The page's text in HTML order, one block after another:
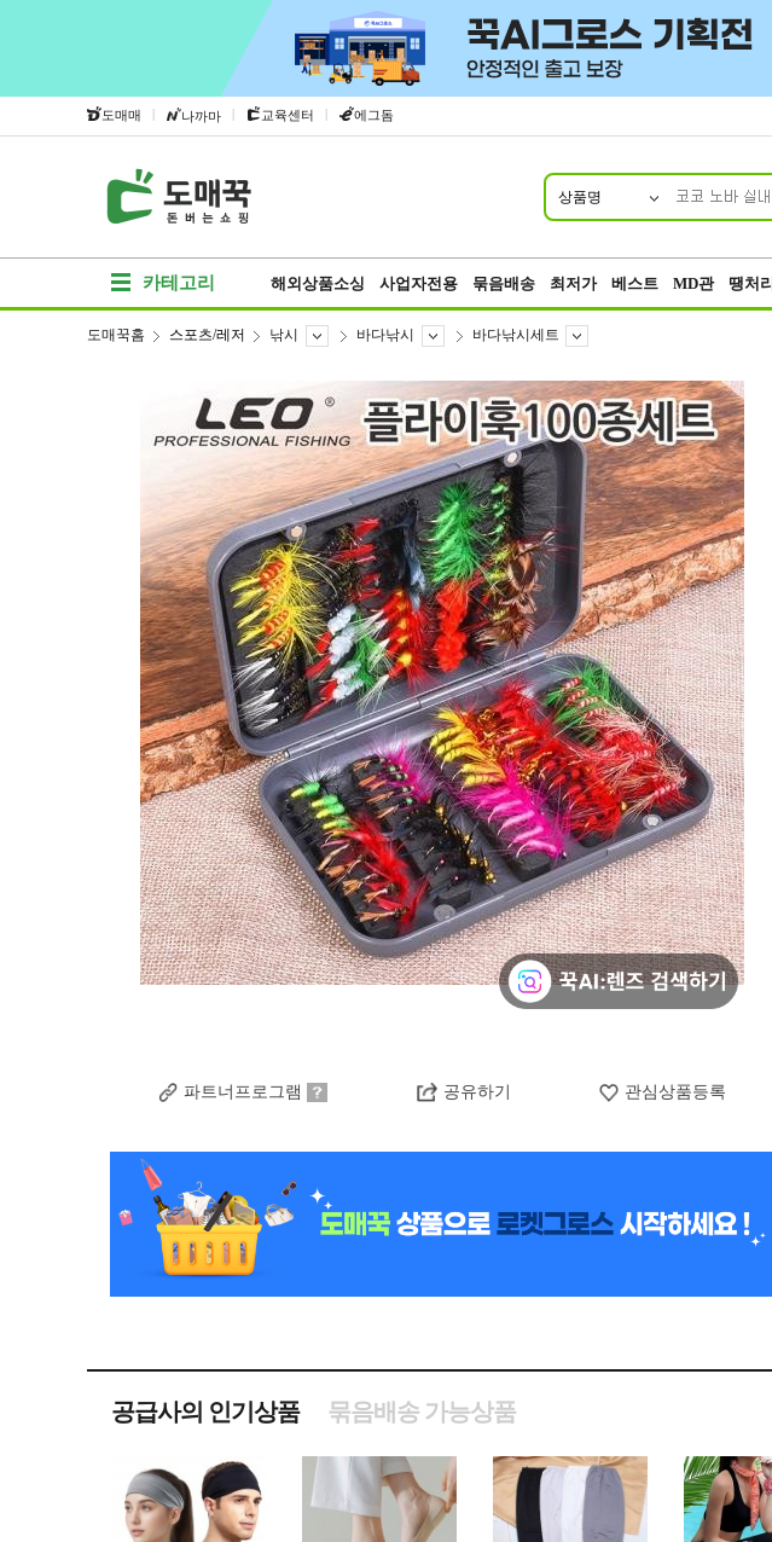
도매매 | 나까마 | 교육센터 | 에그돔
상품명
카테고리 해외상품소싱 사업자전용 묶음배송 최저가 베스트 MD관 땡처리
도매꾹홈 스포츠/레저 낚시 바다낚시 바다낚시세트
파트너프로그램 공유하기 관심상품등록
공급사의 인기상품 묶음배송 가능상품